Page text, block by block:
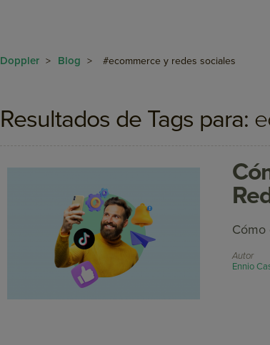
Doppler > Blog > #ecommerce y redes sociales
Resultados de Tags para:
Cómo
Autor
Ennio